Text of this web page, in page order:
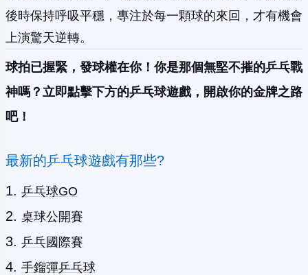
後時保持呼吸平穩，專注於每一顆球的來回，才有機會
上演驚天逆轉。
球拍已握緊，發球權在你！你是那個無堅不摧的乒乓戰
神嗎？立即點擊下方的乒乓球遊戲，開啟你的金牌之路
吧！
最新的乒乓球遊戲有那些?
乒乓球GO
桌球公開賽
乒乓國際賽
手鎦彈乒乓球